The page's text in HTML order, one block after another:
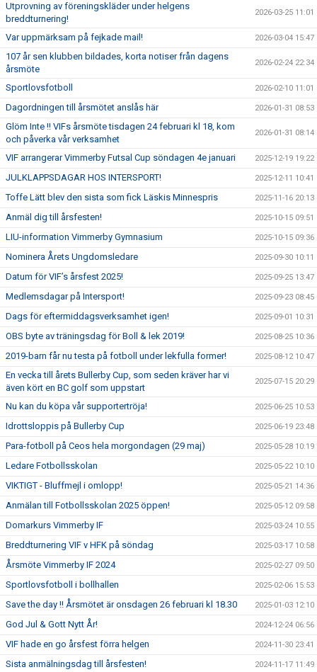
Utprovning av föreningskläder under helgens
breddturnering!
2026-03-25 11:01
Var uppmärksam på fejkade mail! 2026-03-04 15:47
107 år sen klubben bildades, korta notiser från dagens
årsmöte
2026-02-24 22:34
Sportlovsfotboll 2026-02-10 11:01
Dagordningen till årsmötet anslås här 2026-01-31 08:53
Glöm Inte !! VIFs årsmöte tisdagen 24 februari kl 18, kom
och påverka vår verksamhet
2026-01-31 08:14
VIF arrangerar Vimmerby Futsal Cup söndagen 4e januari 2025-12-19 19:22
JULKLAPPSDAGAR HOS INTERSPORT! 2025-12-11 10:41
Toffe Lätt blev den sista som fick Läskis Minnespris 2025-11-16 20:13
Anmäl dig till årsfesten! 2025-10-15 09:51
LIU-information Vimmerby Gymnasium 2025-10-15 09:36
Nominera Årets Ungdomsledare 2025-09-30 10:11
Datum för VIF’s årsfest 2025! 2025-09-25 13:47
Medlemsdagar på Intersport! 2025-09-23 08:45
Dags för eftermiddagsverksamhet igen! 2025-09-01 10:31
OBS byte av träningsdag för Boll & lek 2019! 2025-08-25 10:36
2019-barn får nu testa på fotboll under lekfulla former! 2025-08-12 10:47
En vecka till årets Bullerby Cup, som seden kräver har vi
även kört en BC golf som uppstart
2025-07-15 20:29
Nu kan du köpa vår supportertröja! 2025-06-25 10:53
Idrottsloppis på Bullerby Cup 2025-06-19 23:48
Para-fotboll på Ceos hela morgondagen (29 maj) 2025-05-28 10:19
Ledare Fotbollsskolan 2025-05-22 10:10
VIKTIGT - Bluffmejl i omlopp! 2025-05-21 14:36
Anmälan till Fotbollsskolan 2025 öppen! 2025-05-12 09:58
Domarkurs Vimmerby IF 2025-03-24 10:55
Breddturnering VIF v HFK på söndag 2025-03-17 10:58
Årsmöte Vimmerby IF 2024 2025-02-27 09:50
Sportlovsfotboll i bollhallen 2025-02-06 15:53
Save the day !! Årsmötet är onsdagen 26 februari kl 18.30 2025-01-03 12:10
God Jul & Gott Nytt År! 2024-12-24 06:56
VIF hade en go årsfest förra helgen 2024-11-30 23:41
Sista anmälningsdag till årsfesten! 2024-11-17 11:49